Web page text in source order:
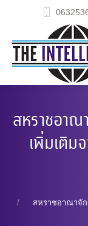
สหราชอาณ
เพิ่มเติม
สหราชอาณาจัก